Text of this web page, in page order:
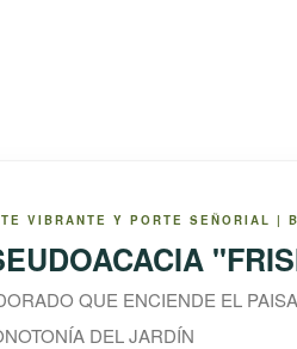
VIBRANTE Y PORTE SEÑORIAL |
QUE ENCIENDE EL
DEL JARDÍN